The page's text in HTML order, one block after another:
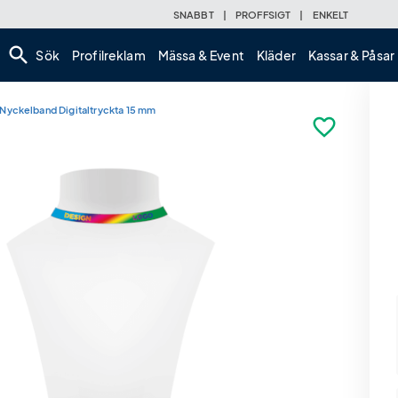
SNABBT | PROFFSIGT | ENKELT
search Sök Profilreklam Mässa & Event Kläder Kassar & Påsar
Nyckelband Digitaltryckta 15 mm
favorite_border